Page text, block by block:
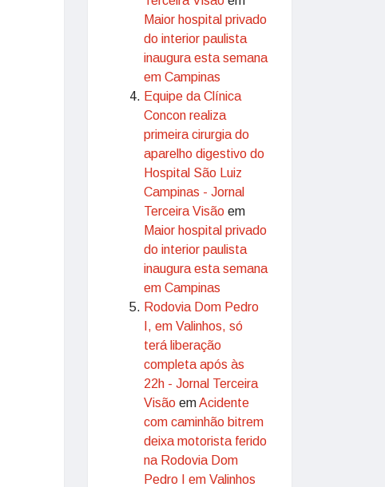
Maior hospital privado
do interior paulista
inaugura esta semana
em Campinas
Equipe da Clínica
Concon realiza
primeira cirurgia do
aparelho digestivo do
Hospital São Luiz
Campinas - Jornal
Terceira Visão em
Maior hospital privado
do interior paulista
inaugura esta semana
em Campinas
Rodovia Dom Pedro
I, em Valinhos, só
terá liberação
completa após às
22h - Jornal Terceira
Visão emAcidente
com caminhão bitrem
deixa motorista ferido
na Rodovia Dom
Pedro I em Valinhos